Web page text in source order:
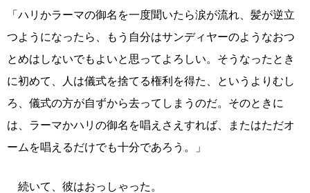
「ハリかラーマの御名を一度聞いたら涙が流れ、髪が逆立
つようになったら、もう自分はサンディヤーのようなおつ
とめはしないでもよいと思ってよろしい。そうなったとき
に初めて、人は儀式を捨てる権利を得た、というよりむし
ろ、儀式の方が自ずから去ってしまうのだ。そのときに
は、ラーマかハリの御名を唱えさえすれば、またはただオ
ームを唱えるだけでも十分であろう。」
続いて、彼はおっしゃった。